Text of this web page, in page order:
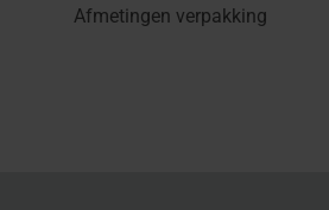
Afmetingen verpakking